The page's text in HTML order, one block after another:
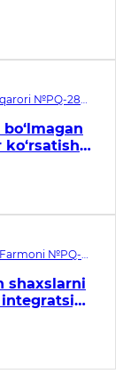
№PQ-288.
Farmoni №PQ-
shaxslarni